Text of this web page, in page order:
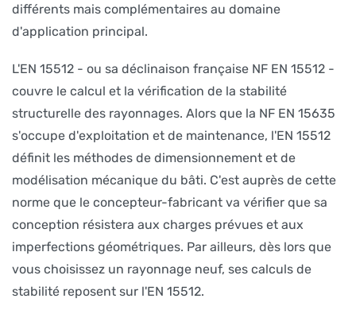
différents mais complémentaires au domaine
d'application principal.
L'EN 15512 - ou sa déclinaison française NF EN 15512 -
couvre le calcul et la vérification de la stabilité
structurelle des rayonnages. Alors que la NF EN 15635
s'occupe d'exploitation et de maintenance, l'EN 15512
définit les méthodes de dimensionnement et de
modélisation mécanique du bâti. C'est auprès de cette
norme que le concepteur-fabricant va vérifier que sa
conception résistera aux charges prévues et aux
imperfections géométriques. Par ailleurs, dès lors que
vous choisissez un rayonnage neuf, ses calculs de
stabilité reposent sur l'EN 15512.